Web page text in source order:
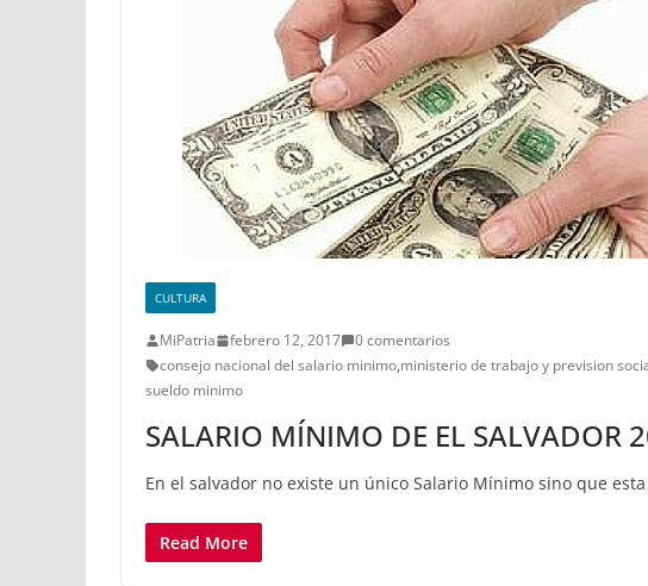
CULTURA
MiPatria febrero 12, 2017
0 comentarios
consejo nacional del salario minimo,ministerio de trabajo y prevision
sueldo minimo
SALARIO MÍNIMO DE EL
En el salvador no existe un único Salario Mínimo sino que
Read More